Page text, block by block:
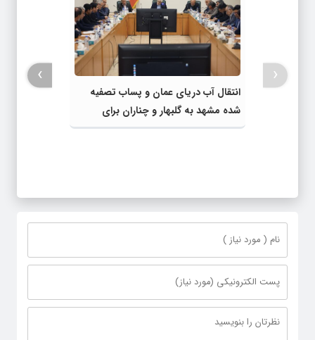
انتقال آب دریای عمان و پساب تصفیه
شده مشهد به گلبهار و چناران برای
مصارف صنعتی و کشاورزی | لزوم تسریع
‹
›